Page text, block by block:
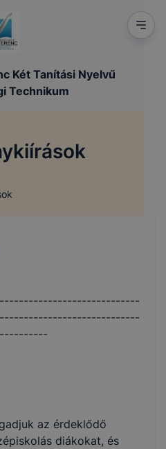
Két Tanítási Nyelvű
Technikum
az érdeklődő
diákokat, és